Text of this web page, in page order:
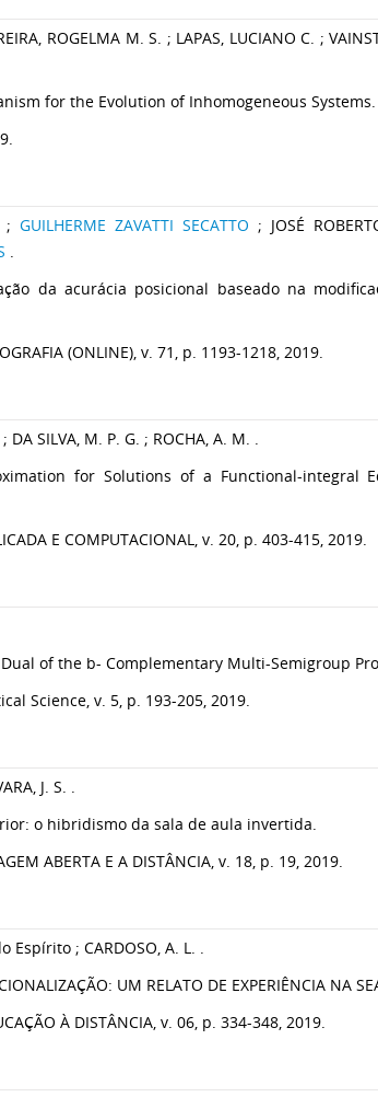
ROGELMA M. S. ; LAPAS, LUCIANO C. ;
for the Evolution of Inhomogeneous Systems.
; GUILHERME ZAVATTI SECATTO ; JOSÉ
da acurácia posicional baseado na
(ONLINE), v. 71, p. 1193-1218, 2019.
DA SILVA, M. P. G. ; ROCHA, A. M. .
for Solutions of a Functional-integral
E COMPUTACIONAL, v. 20, p. 403-415, 2019.
of the b- Complementary Multi-Semigroup
Science, v. 5, p. 193-205, 2019.
J. S. .
o hibridismo da sala de aula invertida.
ABERTA E A DISTÂNCIA, v. 18, p. 19, 2019.
Espírito ; CARDOSO, A. L. .
UM RELATO DE EXPERIÊNCIA NA
À DISTÂNCIA, v. 06, p. 334-348, 2019.